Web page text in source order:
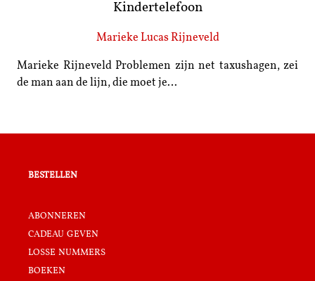
Kindertelefoon
Marieke Lucas Rijneveld
Marieke Rijneveld Problemen zijn net taxushagen, zei
de man aan de lijn, die moet je…
bestellen
abonneren
cadeau geven
losse nummers
boeken